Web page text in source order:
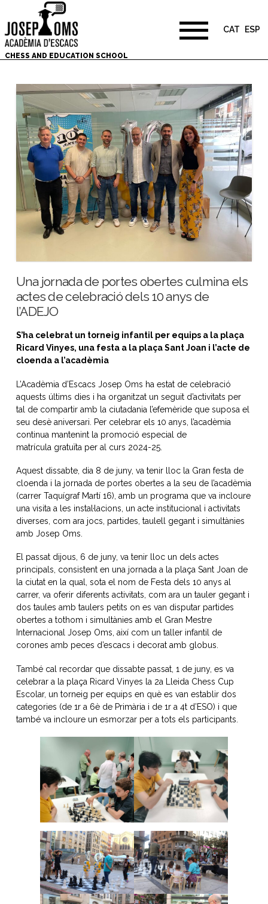
CHESS AND EDUCATION SCHOOL
CAT ESP
Una jornada de portes obertes culmina els
actes de celebració dels 10 anys de
l’ADEJO
S’ha celebrat un torneig infantil per equips a la plaça
Ricard Vinyes, una festa a la plaça Sant Joan i l’acte de
cloenda a l’acadèmia
L’Acadèmia d’Escacs Josep Oms ha estat de celebració
aquests últims dies i ha organitzat un seguit d’activitats per
tal de compartir amb la ciutadania l’efemèride que suposa el
seu desè aniversari. Per celebrar els 10 anys, l’acadèmia
continua mantenint la promoció especial de
matrícula gratuïta per al curs 2024-25.
Aquest dissabte, dia 8 de juny, va tenir lloc la Gran festa de
cloenda i la jornada de portes obertes a la seu de l’acadèmia
(carrer Taquígraf Martí 16), amb un programa que va incloure
una visita a les instal·lacions, un acte institucional i activitats
diverses, com ara jocs, partides, taulell gegant i simultànies
amb Josep Oms.
El passat dijous, 6 de juny, va tenir lloc un dels actes
principals, consistent en una jornada a la plaça Sant Joan de
la ciutat en la qual, sota el nom de Festa dels 10 anys al
carrer, va oferir diferents activitats, com ara un tauler gegant i
dos taules amb taulers petits on es van disputar partides
obertes a tothom i simultànies amb el Gran Mestre
Internacional Josep Oms, així com un taller infantil de
corones amb peces d’escacs i decorat amb globus.
També cal recordar que dissabte passat, 1 de juny, es va
celebrar a la plaça Ricard Vinyes la 2a Lleida Chess Cup
Escolar, un torneig per equips en què es van establir dos
categories (de 1r a 6è de Primària i de 1r a 4t d’ESO) i que
també va incloure un esmorzar per a tots els participants.